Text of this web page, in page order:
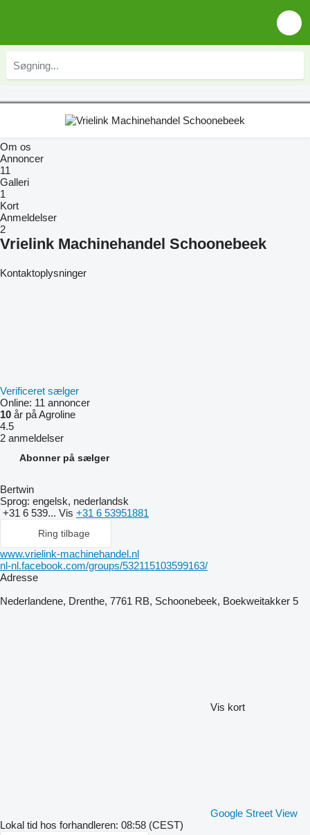
Om os
Annoncer
11
Galleri
1
Kort
Anmeldelser
2
Vrielink Machinehandel Schoonebeek
Kontaktoplysninger
Verificeret sælger
Online: 11 annoncer
10 år på Agroline
4.5
2 anmeldelser
Abonner på sælger
Bertwin
Sprog: engelsk, nederlandsk
+31 6 539... Vis +31 6 53951881
Ring tilbage
www.vrielink-machinehandel.nl
nl-nl.facebook.com/groups/532115103599163/
Adresse
Nederlandene, Drenthe, 7761 RB, Schoonebeek, Boekweitakker 5
Vis kort
Google Street View
Lokal tid hos forhandleren: 08:58 (CEST)